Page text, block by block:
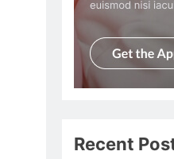
Recent